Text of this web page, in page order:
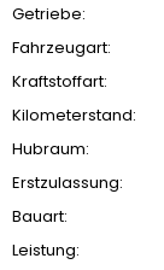
Getriebe:
Fahrzeugart:
Kraftstoffart:
Kilometerstand:
Hubraum:
Erstzulassung:
Bauart:
Leistung: